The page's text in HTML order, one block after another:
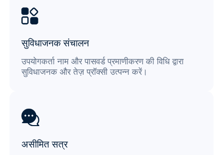
सुविधाजनक संचालन
उपयोगकर्ता नाम और पासवर्ड प्रमाणीकरण की विधि द्वारा
सुविधाजनक और तेज़ प्रॉक्सी उत्पन्न करें।
असीमित सत्र